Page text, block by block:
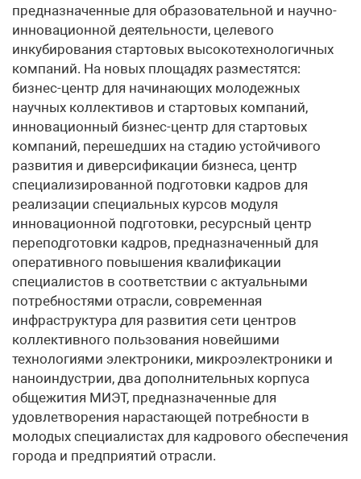
предназначенные для образовательной и научно-
инновационной деятельности, целевого
инкубирования стартовых высокотехнологичных
компаний. На новых площадях разместятся:
бизнес-центр для начинающих молодежных
научных коллективов и стартовых компаний,
инновационный бизнес-центр для стартовых
компаний, перешедших на стадию устойчивого
развития и диверсификации бизнеса, центр
специализированной подготовки кадров для
реализации специальных курсов модуля
инновационной подготовки, ресурсный центр
переподготовки кадров, предназначенный для
оперативного повышения квалификации
специалистов в соответствии с актуальными
потребностями отрасли, современная
инфраструктура для развития сети центров
коллективного пользования новейшими
технологиями электроники, микроэлектроники и
наноиндустрии, два дополнительных корпуса
общежития МИЭТ, предназначенные для
удовлетворения нарастающей потребности в
молодых специалистах для кадрового обеспечения
города и предприятий отрасли.